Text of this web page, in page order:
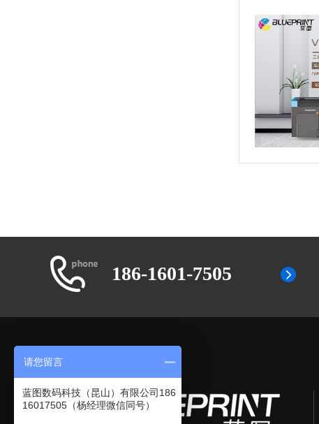
186-1601-7505
请您留言
蓝图数码科技（昆山）有限公司186
16017505（杨经理微信同号）